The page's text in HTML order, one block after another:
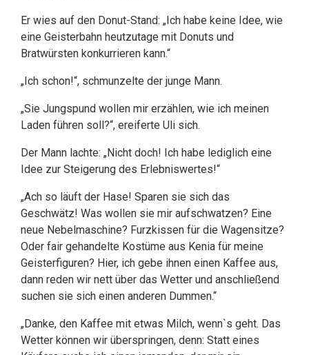
Er wies auf den Donut-Stand: „Ich habe keine Idee, wie
eine Geisterbahn heutzutage mit Donuts und
Bratwürsten konkurrieren kann.“
„Ich schon!“, schmunzelte der junge Mann.
„Sie Jungspund wollen mir erzählen, wie ich meinen
Laden führen soll?“, ereiferte Uli sich.
Der Mann lachte: „Nicht doch! Ich habe lediglich eine
Idee zur Steigerung des Erlebniswertes!“
„Ach so läuft der Hase! Sparen sie sich das
Geschwätz! Was wollen sie mir aufschwatzen? Eine
neue Nebelmaschine? Furzkissen für die Wagensitze?
Oder fair gehandelte Kostüme aus Kenia für meine
Geisterfiguren? Hier, ich gebe ihnen einen Kaffee aus,
dann reden wir nett über das Wetter und anschließend
suchen sie sich einen anderen Dummen.“
„Danke, den Kaffee mit etwas Milch, wenn`s geht. Das
Wetter können wir überspringen, denn: Statt eines